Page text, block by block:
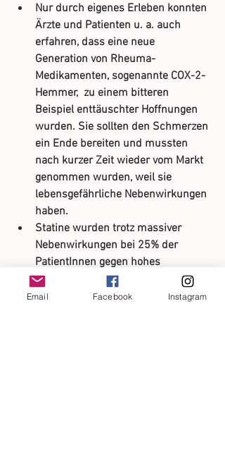
Nur durch eigenes Erleben konnten
Ärzte und Patienten u. a. auch
erfahren, dass eine neue
Generation von Rheuma-
Medikamenten, sogenannte COX-2-
Hemmer,  zu einem bitteren
Beispiel enttäuschter Hoffnungen
wurden. Sie sollten den Schmerzen
ein Ende bereiten und mussten
nach kurzer Zeit wieder vom Markt
genommen wurden, weil sie
lebensgefährliche Nebenwirkungen
haben.
Statine wurden trotz massiver
Nebenwirkungen bei 25% der
PatientInnen gegen hohes
Cholesterin verschrieben. Heute
weiß man, dass es wirklich nur bei
Email Facebook Instagram